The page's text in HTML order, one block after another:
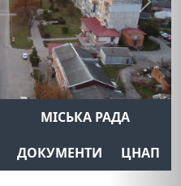
Next
МІСЬКА РАДА
ДОКУМЕНТИ ЦНАП